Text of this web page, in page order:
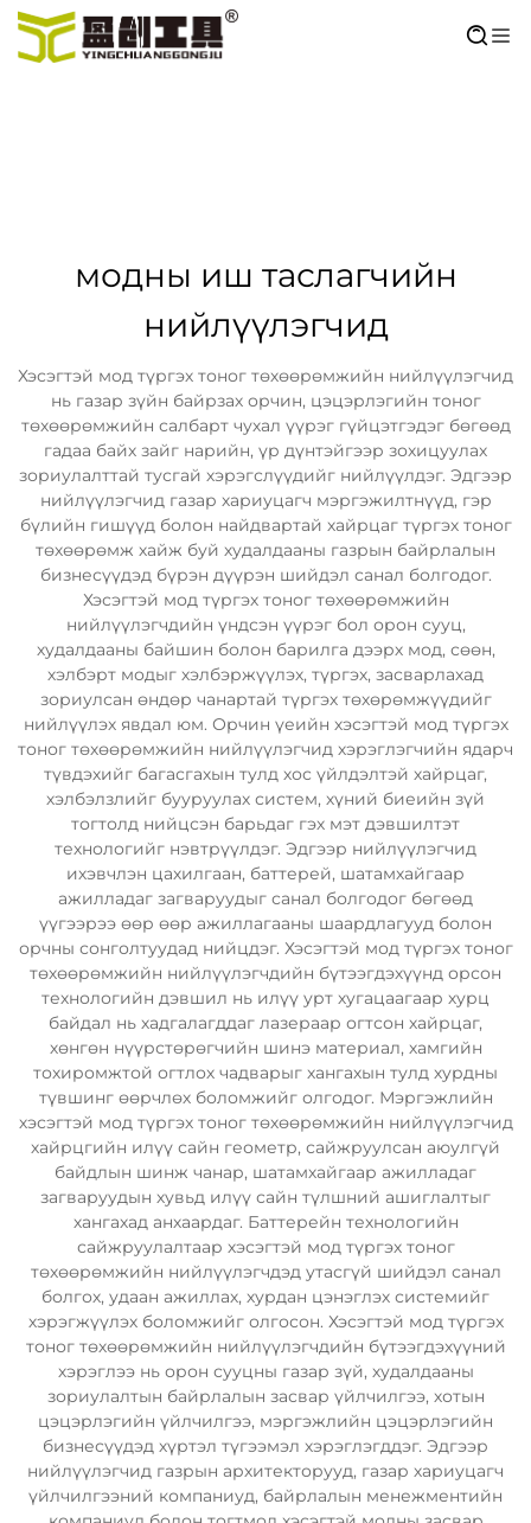
модны иш таслагчийн
нийлүүлэгчид
Хэсэгтэй мод түргэх тоног төхөөрөмжийн нийлүүлэгчид
нь газар зүйн байрзах орчин, цэцэрлэгийн тоног
төхөөрөмжийн салбарт чухал үүрэг гүйцэтгэдэг бөгөөд
гадаа байх зайг нарийн, үр дүнтэйгээр зохицуулах
зориулалттай тусгай хэрэгслүүдийг нийлүүлдэг. Эдгээр
нийлүүлэгчид газар хариуцагч мэргэжилтнүүд, гэр
бүлийн гишүүд болон найдвартай хайрцаг түргэх тоног
төхөөрөмж хайж буй худалдааны газрын байрлалын
бизнесүүдэд бүрэн дүүрэн шийдэл санал болгодог.
Хэсэгтэй мод түргэх тоног төхөөрөмжийн
нийлүүлэгчдийн үндсэн үүрэг бол орон сууц,
худалдааны байшин болон барилга дээрх мод, сөөн,
хэлбэрт модыг хэлбэржүүлэх, түргэх, засварлахад
зориулсан өндөр чанартай түргэх төхөрөмжүүдийг
нийлүүлэх явдал юм. Орчин үеийн хэсэгтэй мод түргэх
тоног төхөөрөмжийн нийлүүлэгчид хэрэглэгчийн ядарч
түвдэхийг багасгахын тулд хос үйлдэлтэй хайрцаг,
хэлбэлзлийг бууруулах систем, хүний биеийн зүй
тогтолд нийцсэн барьдаг гэх мэт дэвшилтэт
технологийг нэвтрүүлдэг. Эдгээр нийлүүлэгчид
ихэвчлэн цахилгаан, баттерей, шатамхайгаар
ажилладаг загваруудыг санал болгодог бөгөөд
үүгээрээ өөр өөр ажиллагааны шаардлагууд болон
орчны сонголтуудад нийцдэг. Хэсэгтэй мод түргэх тоног
төхөөрөмжийн нийлүүлэгчдийн бүтээгдэхүүнд орсон
технологийн дэвшил нь илүү урт хугацаагаар хурц
байдал нь хадгалагддаг лазераар огтсон хайрцаг,
хөнгөн нүүрстөрөгчийн шинэ материал, хамгийн
тохиромжтой огтлох чадварыг хангахын тулд хурдны
түвшинг өөрчлөх боломжийг олгодог. Мэргэжлийн
хэсэгтэй мод түргэх тоног төхөөрөмжийн нийлүүлэгчид
хайрцгийн илүү сайн геометр, сайжруулсан аюулгүй
байдлын шинж чанар, шатамхайгаар ажилладаг
загваруудын хувьд илүү сайн түлшний ашиглалтыг
хангахад анхаардаг. Баттерейн технологийн
сайжруулалтаар хэсэгтэй мод түргэх тоног
төхөөрөмжийн нийлүүлэгчдэд утасгүй шийдэл санал
болгох, удаан ажиллах, хурдан цэнэглэх системийг
хэрэгжүүлэх боломжийг олгосон. Хэсэгтэй мод түргэх
тоног төхөөрөмжийн нийлүүлэгчдийн бүтээгдэхүүний
хэрэглээ нь орон сууцны газар зүй, худалдааны
зориулалтын байрлалын засвар үйлчилгээ, хотын
цэцэрлэгийн үйлчилгээ, мэргэжлийн цэцэрлэгийн
бизнесүүдэд хүртэл түгээмэл хэрэглэгддэг. Эдгээр
нийлүүлэгчид газрын архитекторууд, газар хариуцагч
үйлчилгээний компаниуд, байрлалын менежментийн